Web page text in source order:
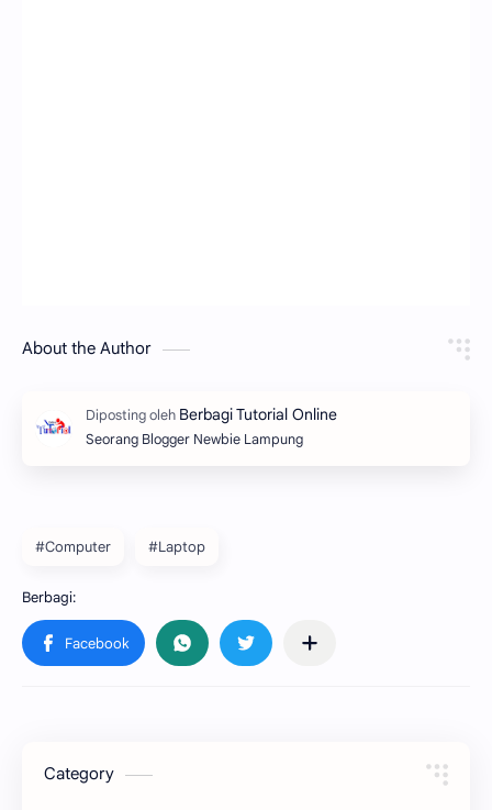
About the Author
Seorang Blogger Newbie Lampung
#Computer #Laptop
Category